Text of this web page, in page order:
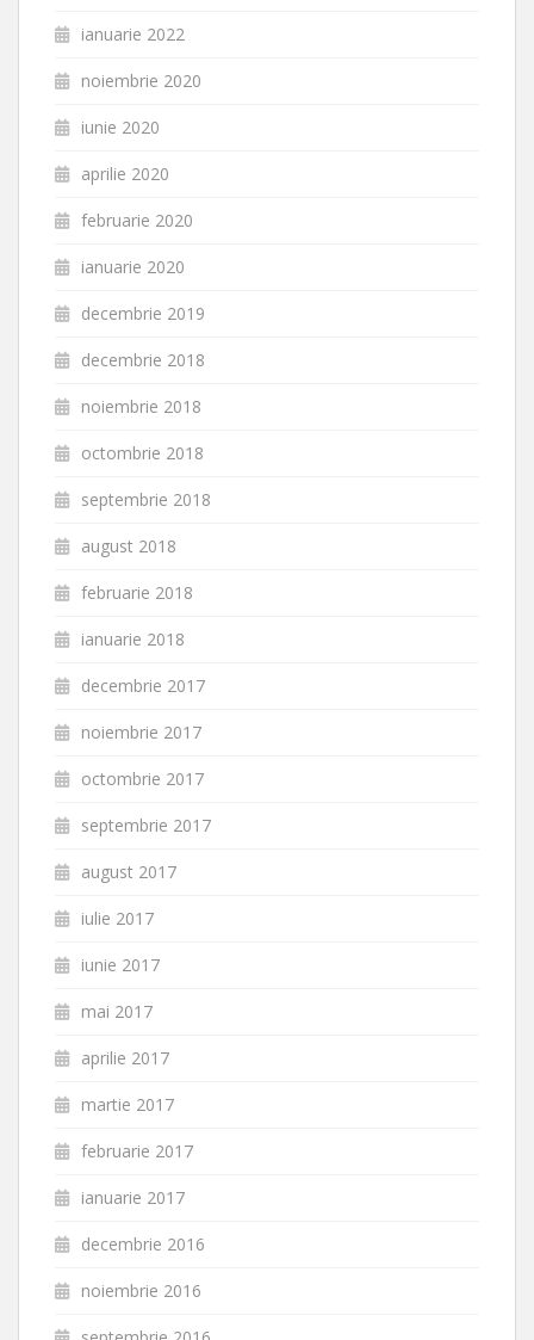
ianuarie 2022
noiembrie 2020
iunie 2020
aprilie 2020
februarie 2020
ianuarie 2020
decembrie 2019
decembrie 2018
noiembrie 2018
octombrie 2018
septembrie 2018
august 2018
februarie 2018
ianuarie 2018
decembrie 2017
noiembrie 2017
octombrie 2017
septembrie 2017
august 2017
iulie 2017
iunie 2017
mai 2017
aprilie 2017
martie 2017
februarie 2017
ianuarie 2017
decembrie 2016
noiembrie 2016